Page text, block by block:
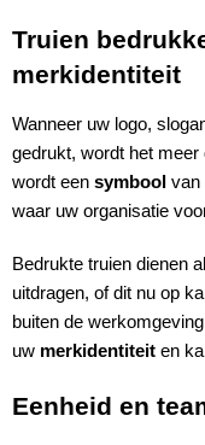
Truien
merkidentiteit
Wanneer uw logo,
gedrukt, wordt het meer
wordt een symbool van
waar uw organisatie
Bedrukte truien dienen
uitdragen, of dit nu op
buiten de
uw merkidentiteiten
Eenheid en